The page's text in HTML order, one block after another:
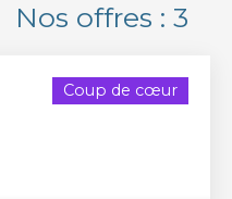
Nos offres : 3
Coup de cœur